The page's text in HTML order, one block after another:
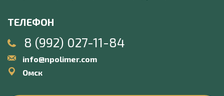
ТЕЛЕФОН
8 (992) 027-11-84
info@npolimer.com
Омск